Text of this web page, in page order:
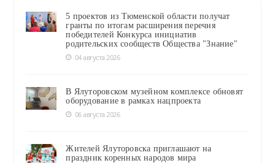
5 проектов из Тюменской области получат
гранты по итогам расширения перечня
победителей Конкурса инициатив
родительских сообществ Общества "Знание"
04 августа 2026
В Ялуторовском музейном комплексе обновят
оборудование в рамках нацпроекта
06 августа 2026
Жителей Ялуторовска приглашают на
праздник коренных народов мира